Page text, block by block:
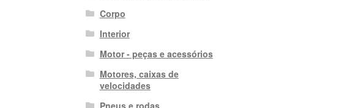
Corpo
Interior
Motor - peças e acessórios
Motores, caixas de
velocidades
Pneus e rodas